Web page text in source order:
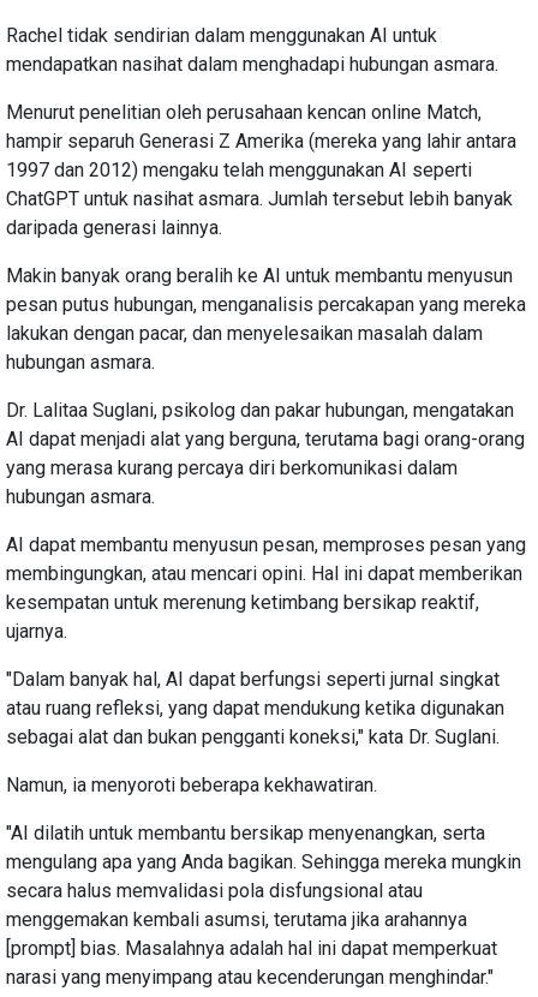
Rachel tidak sendirian dalam menggunakan AI untuk
mendapatkan nasihat dalam menghadapi hubungan asmara.
Menurut penelitian oleh perusahaan kencan online Match,
hampir separuh Generasi Z Amerika (mereka yang lahir antara
1997 dan 2012) mengaku telah menggunakan AI seperti
ChatGPT untuk nasihat asmara. Jumlah tersebut lebih banyak
daripada generasi lainnya.
Makin banyak orang beralih ke AI untuk membantu menyusun
pesan putus hubungan, menganalisis percakapan yang mereka
lakukan dengan pacar, dan menyelesaikan masalah dalam
hubungan asmara.
Dr. Lalitaa Suglani, psikolog dan pakar hubungan, mengatakan
AI dapat menjadi alat yang berguna, terutama bagi orang-orang
yang merasa kurang percaya diri berkomunikasi dalam
hubungan asmara.
AI dapat membantu menyusun pesan, memproses pesan yang
membingungkan, atau mencari opini. Hal ini dapat memberikan
kesempatan untuk merenung ketimbang bersikap reaktif,
ujarnya.
"Dalam banyak hal, AI dapat berfungsi seperti jurnal singkat
atau ruang refleksi, yang dapat mendukung ketika digunakan
sebagai alat dan bukan pengganti koneksi," kata Dr. Suglani.
Namun, ia menyoroti beberapa kekhawatiran.
"AI dilatih untuk membantu bersikap menyenangkan, serta
mengulang apa yang Anda bagikan. Sehingga mereka mungkin
secara halus memvalidasi pola disfungsional atau
menggemakan kembali asumsi, terutama jika arahannya
[prompt] bias. Masalahnya adalah hal ini dapat memperkuat
narasi yang menyimpang atau kecenderungan menghindar."